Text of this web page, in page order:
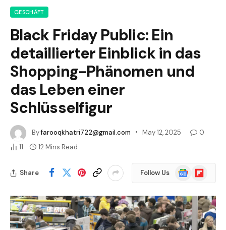
GESCHÄFT
Black Friday Public: Ein
detaillierter Einblick in das
Shopping-Phänomen und
das Leben einer
Schlüsselfigur
Byfarooqkhatri722@gmail.com May 12, 2025
0
11
12 Mins Read
Share Follow Us
Google
News
Flipboard